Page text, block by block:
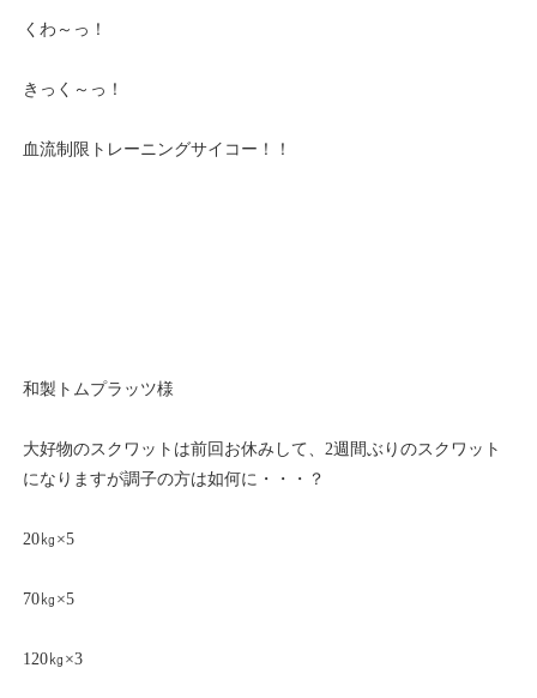
くわ～っ！
きっく～っ！
血流制限トレーニングサイコー！！
和製トムプラッツ様
大好物のスクワットは前回お休みして、2週間ぶりのスクワット
になりますが調子の方は如何に・・・？
20㎏×5
70㎏×5
120㎏×3